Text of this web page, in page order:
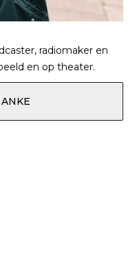
radiomaker en
en op theater.